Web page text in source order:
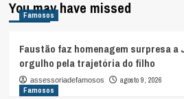
You may have missed
Famosos
Faustão faz homenagem surpresa a
orgulho pela trajetória do filho
assessoriadefamosos
agosto 9, 2026
Famosos